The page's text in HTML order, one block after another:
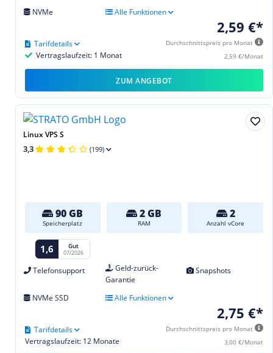
NVMe Alle Funktionen
2,59 €*
Durchschnittspreis pro Monat
2,59 €/Monat
Vertragslaufzeit: 1 Monat
Tarifdetails
ZUM ANGEBOT
Linux VPS S
3,3 (199)
90 GB
Speicherplatz
2 GB
RAM
2
Anzahl vCore
1,6 Gut
07/2026
Telefonsupport
Geld-zurück-
Garantie
Snapshots
NVMe SSD Alle Funktionen
2,75 €*
Durchschnittspreis pro Monat
3,00 €/Monat
Vertragslaufzeit: 12 Monate
Tarifdetails